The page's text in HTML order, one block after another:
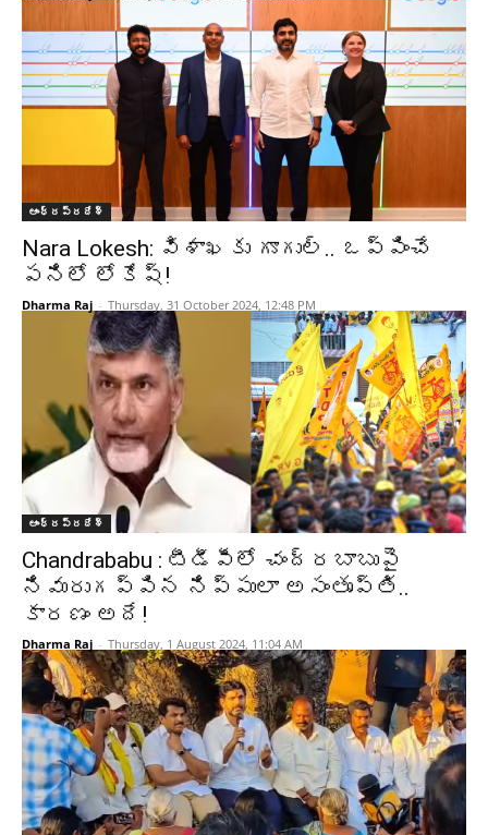
ఆంధ్రప్రదేశ్‌
Nara Lokesh: విశాఖకు గూగుల్.. ఒప్పించే
పనిలో లోకేష్!
Dharma Raj - Thursday, 31 October 2024, 12:48 PM
ఆంధ్రప్రదేశ్‌
Chandrababu : టీడీపీలో చంద్రబాబుపై
నివురుగప్పిన నిప్పులా అసంతృప్తి..
కారణం అదే!
Dharma Raj - Thursday, 1 August 2024, 11:04 AM